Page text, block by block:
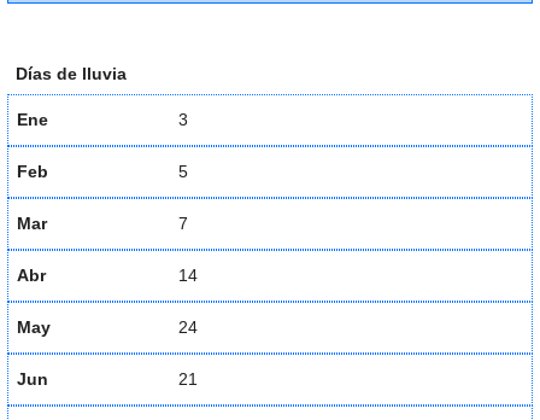
Días de lluvia
Ene 3
Feb 5
Mar 7
Abr 14
May 24
Jun 21